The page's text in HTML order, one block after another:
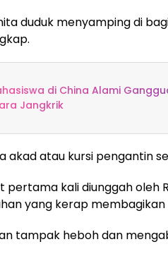
duduk menyamping di
di China Alami
Jangkrik
akad atau kursi pengantin
pertama kali diunggah oleh
yang kerap membagikan
tampak heboh dan